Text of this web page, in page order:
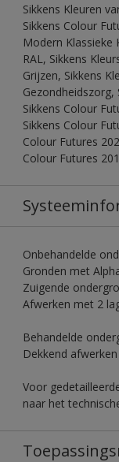
Sikkens Kleuren
Sikkens Colour
Modern Klassieke
RAL, Sikkens
Grijzen, Sikkens
Gezondheidszorg,
Sikkens Colour
Sikkens Colour
Colour Futures
Colour Futures
Onbehandelde
Gronden met
Zuigende
Afwerken met 2
Behandelde
Dekkend
Voor
naar het